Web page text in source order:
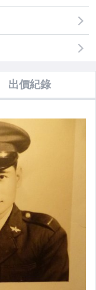
出價紀錄